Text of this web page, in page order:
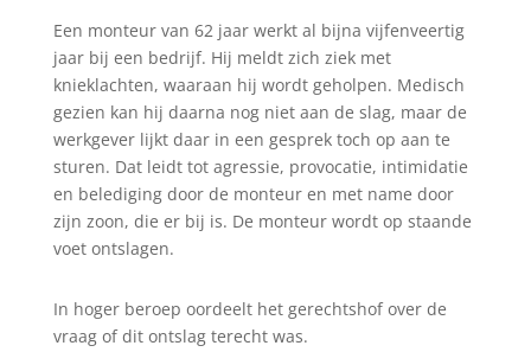
Een monteur van 62 jaar werkt al bijna vijfenveertig
jaar bij een bedrijf. Hij meldt zich ziek met
knieklachten, waaraan hij wordt geholpen. Medisch
gezien kan hij daarna nog niet aan de slag, maar de
werkgever lijkt daar in een gesprek toch op aan te
sturen. Dat leidt tot agressie, provocatie, intimidatie
en belediging door de monteur en met name door
zijn zoon, die er bij is. De monteur wordt op staande
voet ontslagen.
In hoger beroep oordeelt het gerechtshof over de
vraag of dit ontslag terecht was.